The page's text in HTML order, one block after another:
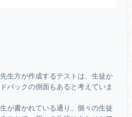
生方が作成するテストは、生徒か
バックの側面もあると考えていま
が書かれている通り、個々の生徒